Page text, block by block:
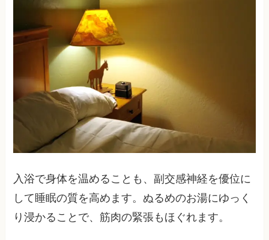
入浴で身体を温めることも、副交感神経を優位に
して睡眠の質を高めます。ぬるめのお湯にゆっく
り浸かることで、筋肉の緊張もほぐれます。